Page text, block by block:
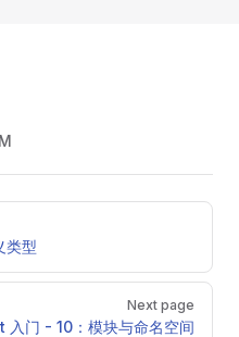
类型
Next page
门 - 10：模块与命名空间